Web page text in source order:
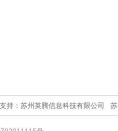
持：苏州英腾信息科技有限公司